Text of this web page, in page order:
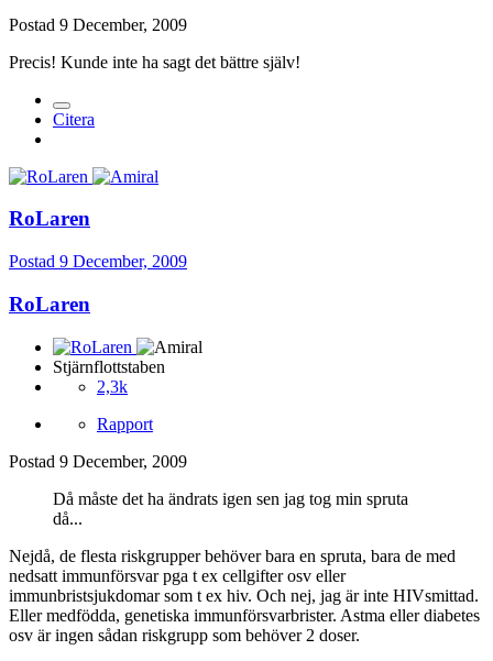
Postad 9 December, 2009
Precis! Kunde inte ha sagt det bättre själv!
Citera
RoLaren
Postad 9 December, 2009
RoLaren
Stjärnflottstaben
2,3k
Rapport
Postad 9 December, 2009
Då måste det ha ändrats igen sen jag tog min spruta
då...
Nejdå, de flesta riskgrupper behöver bara en spruta, bara de med
nedsatt immunförsvar pga t ex cellgifter osv eller
immunbristsjukdomar som t ex hiv. Och nej, jag är inte HIVsmittad.
Eller medfödda, genetiska immunförsvarbrister. Astma eller diabetes
osv är ingen sådan riskgrupp som behöver 2 doser.